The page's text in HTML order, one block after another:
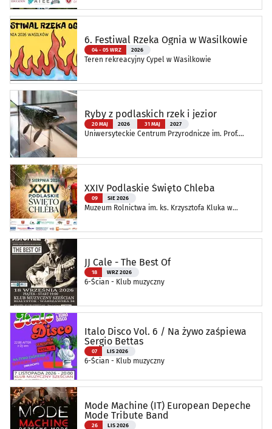
6. Festiwal Rzeka Ognia w Wasilkowie
04 - 05 WRZ 2026
Teren rekreacyjny Cypel w Wasilkowie
Ryby z podlaskich rzek i jezior
20 MAJ 2026 31 MAJ 2027
Uniwersyteckie Centrum Przyrodnicze im. Prof.
XXIV Podlaskie Święto Chleba
09 SIE 2026
Muzeum Rolnictwa im. ks. Krzysztofa Kluka w
JJ Cale - The Best Of
18 WRZ 2026
6-Ścian - Klub muzyczny
Italo Disco Vol. 6 / Na żywo zaśpiewa
Sergio Bettas
07 LIS 2026
6-Ścian - Klub muzyczny
Mode Machine (IT) European Depeche
Mode Tribute Band
26 LIS 2026